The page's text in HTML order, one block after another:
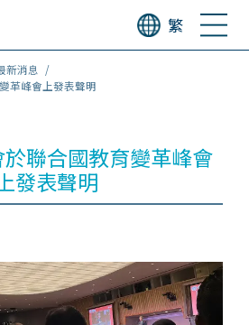
繁
新消息
革峰會上發表聲明
聯合國教育變革峰會
發表聲明